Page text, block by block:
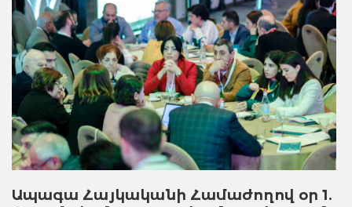
Ապագա Հայկականի Համաժողով օր 1.